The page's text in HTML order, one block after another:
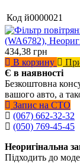
Код й0000021
434,38 грн
В корзину
Є в наявності
Безкоштовна
вашого авто, а
Запис на СТО
(067) 662-32-32
(050) 769-45-45
Неоригінальна
Підходить до